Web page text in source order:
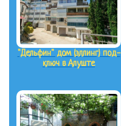
"Дельфин" дом (эллинг) под-
ключ в Алуште